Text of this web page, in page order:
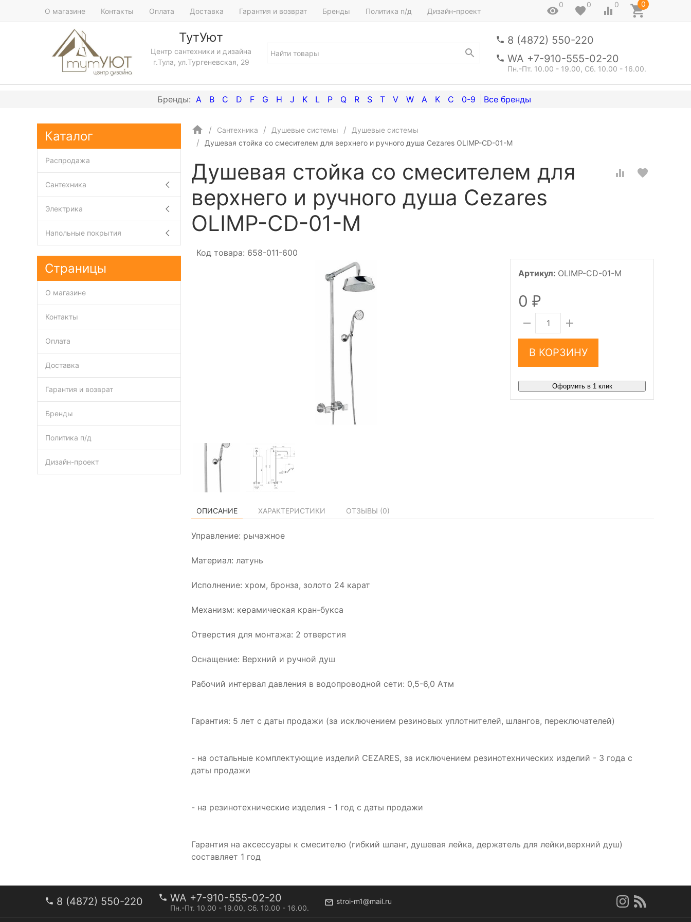
О магазине Контакты Оплата Доставка Гарантия и возврат Бренды Политика п/д Дизайн-проект
0 0 0 0
ТутУют
Центр сантехники и дизайна
г.Тула, ул.Тургеневская, 29
8 (4872) 550-220
WA +7-910-555-02-20
Пн.-Пт. 10.00 - 19.00, Сб. 10.00 - 16.00.
A B C D F G H J K L P Q R S T V W А К С 0-9
Сантехника Душевые системы
Душевые системы
Душевая стойка со смесителем для верхнего и ручного душа Cezares OLIMP-CD-01-M
Душевая стойка со смесителем для
верхнего и ручного душа Cezares
OLIMP-CD-01-M
Код товара: 658-011-600
Артикул: OLIMP-CD-01-M
0 ₽
В КОРЗИНУ
Оформить в 1 клик
ОПИСАНИЕ ХАРАКТЕРИСТИКИ ОТЗЫВЫ (0)
Управление: рычажное
Материал: латунь
Исполнение: хром, бронза, золото 24 карат
Механизм: керамическая кран-букса
Отверстия для монтажа: 2 отверстия
Оснащение: Верхний и ручной душ
Рабочий интервал давления в водопроводной сети: 0,5-6,0 Атм
Гарантия: 5 лет с даты продажи (за исключением резиновых уплотнителей, шлангов, переключателей)
- на остальные комплектующие изделий CEZARES, за исключением резинотехнических изделий - 3 года с
даты продажи
- на резинотехнические изделия - 1 год с даты продажи
Гарантия на аксессуары к смесителю (гибкий шланг, душевая лейка, держатель для лейки,верхний душ)
составляет 1 год
Каталог
Распродажа
Сантехника
Электрика
Напольные покрытия
Страницы
О магазине
Контакты
Оплата
Доставка
Гарантия и возврат
Бренды
Политика п/д
Дизайн-проект
8 (4872) 550-220 WA +7-910-555-02-20
Пн.-Пт. 10.00 - 19.00, Сб. 10.00 - 16.00.
stroi-m1@mail.ru